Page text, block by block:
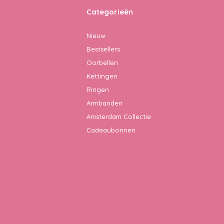
Categorieën
Nieuw
Bestsellers
Oorbellen
Kettingen
Ringen
Armbanden
Amsterdam Collectie
Cadeaubonnen